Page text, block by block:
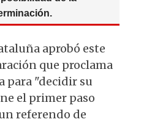
aprobó este
que proclama
para "decidir su
el primer paso
referendo de